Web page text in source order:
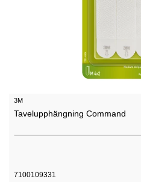
3M
Tavelupphängning Command
7100109331